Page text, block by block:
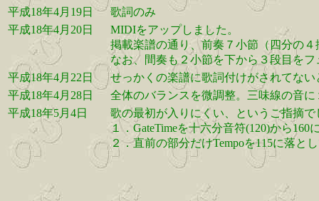
平成18年4月19日
歌詞のみ
平成18年4月20日
MIDIをアップしました。
掲載楽譜の通り、前奏７小節（四分の
なお、間奏も２小節を下から３段目を
平成18年4月22日
せっかくの楽譜に歌詞付けがされてな
平成18年4月28日
全体のバランスを微調整。三味線の音
平成18年5月4日
歌の最初が入りにくい、というご指摘で
１．GateTimeを十六分音符(120)から160
２．直前の部分だけTempoを115に落と